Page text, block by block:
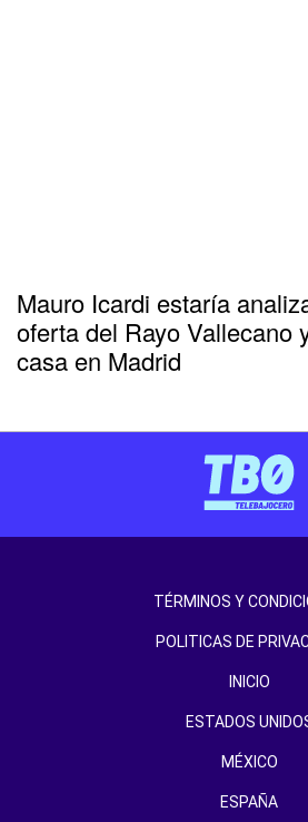
Mauro Icardi estaría
oferta del Rayo Vallecano
casa en Madrid
TÉRMINOS Y
POLITICAS DE
INICIO
ESTADOS
MÉXICO
ESPAÑA